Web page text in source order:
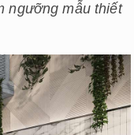
ngưỡng mẫu thiết